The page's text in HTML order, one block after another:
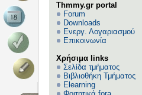
Thmmy.gr portal
Forum
Downloads
Ενεργ. Λογαριασμού
Επικοινωνία
Χρήσιμα links
Σελίδα τμήματος
Βιβλιοθήκη Τμήματος
Elearning